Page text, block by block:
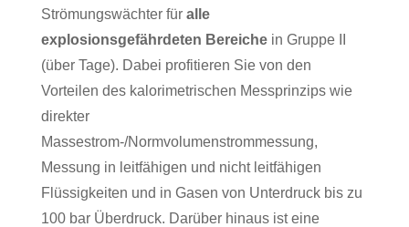
Strömungswächter für alle
explosionsgefährdeten Bereichein Gruppe II
(über Tage). Dabei profitieren Sie von den
Vorteilen des kalorimetrischen Messprinzips wie
direkter
Massestrom-/Normvolumenstrommessung,
Messung in leitfähigen und nicht leitfähigen
Flüssigkeiten und in Gasen von Unterdruck bis zu
100 bar Überdruck. Darüber hinaus ist eine